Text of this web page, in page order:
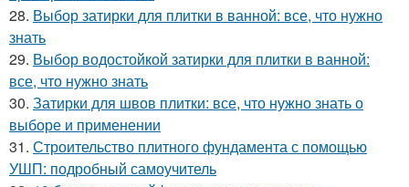
28. Выбор затирки для плитки в ванной: все, что нужно
знать
29. Выбор водостойкой затирки для плитки в ванной:
все, что нужно знать
30. Затирки для швов плитки: все, что нужно знать о
выборе и применении
31. Строительство плитного фундамента с помощью
УШП: подробный самоучитель